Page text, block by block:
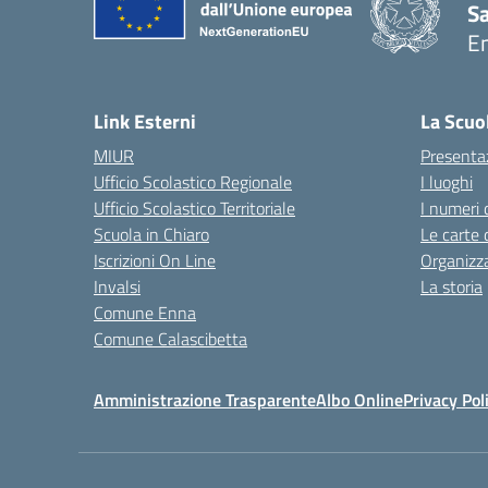
Link Esterni
MIUR
Ufficio Scolastico Regionale
Ufficio Scolastico Territoriale
Scuola in Chiaro
Iscrizioni On Line
Invalsi
Comune Enna
Comune Calascibetta
La
I luoghi
I numeri
Le carte
La storia
Amministrazione TrasparenteAlbo OnlinePrivacy